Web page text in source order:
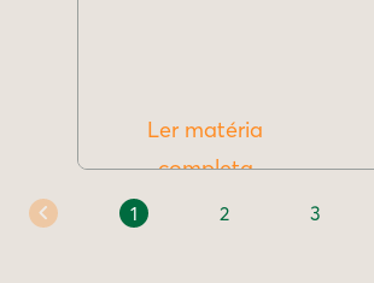
Ler matéria
completa
1 2 3